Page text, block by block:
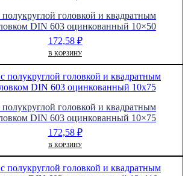
полукруглой головкой и квадратным
DIN 603 оцинкованный 10×50
172,58 ₽
В КОРЗИНУ
полукруглой головкой и квадратным
DIN 603 оцинкованный 10×75
172,58 ₽
В КОРЗИНУ